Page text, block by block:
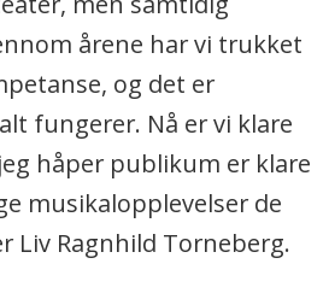
årene har vi trukket
og det er
fungerer. Nå er vi klare
håper publikum er klare
musikalopplevelser de
Liv Ragnhild Torneberg.